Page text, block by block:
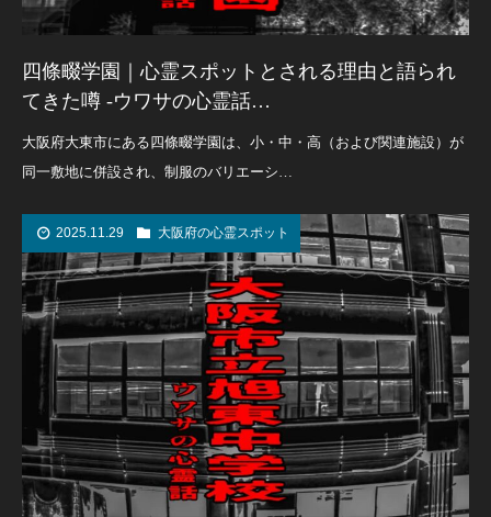
四條畷学園｜心霊スポットとされる理由と語られ
てきた噂 -ウワサの心霊話…
大阪府大東市にある四條畷学園は、小・中・高（および関連施設）が
同一敷地に併設され、制服のバリエーシ…
2025.11.29 大阪府の心霊スポット